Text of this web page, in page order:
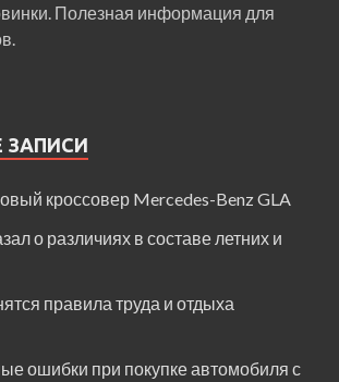
Полезная информация для
ЗАПИСИ
кроссовер Mercedes-Benz GLA
о различиях в составе летних и
правила труда и отдыха
ошибки при покупке автомобиля с